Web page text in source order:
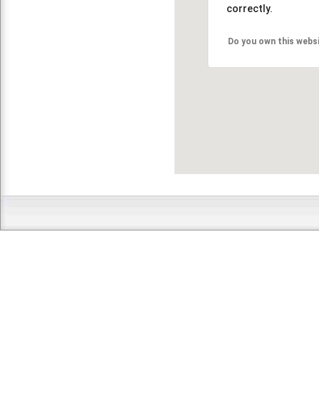
correctly.
Do you own this